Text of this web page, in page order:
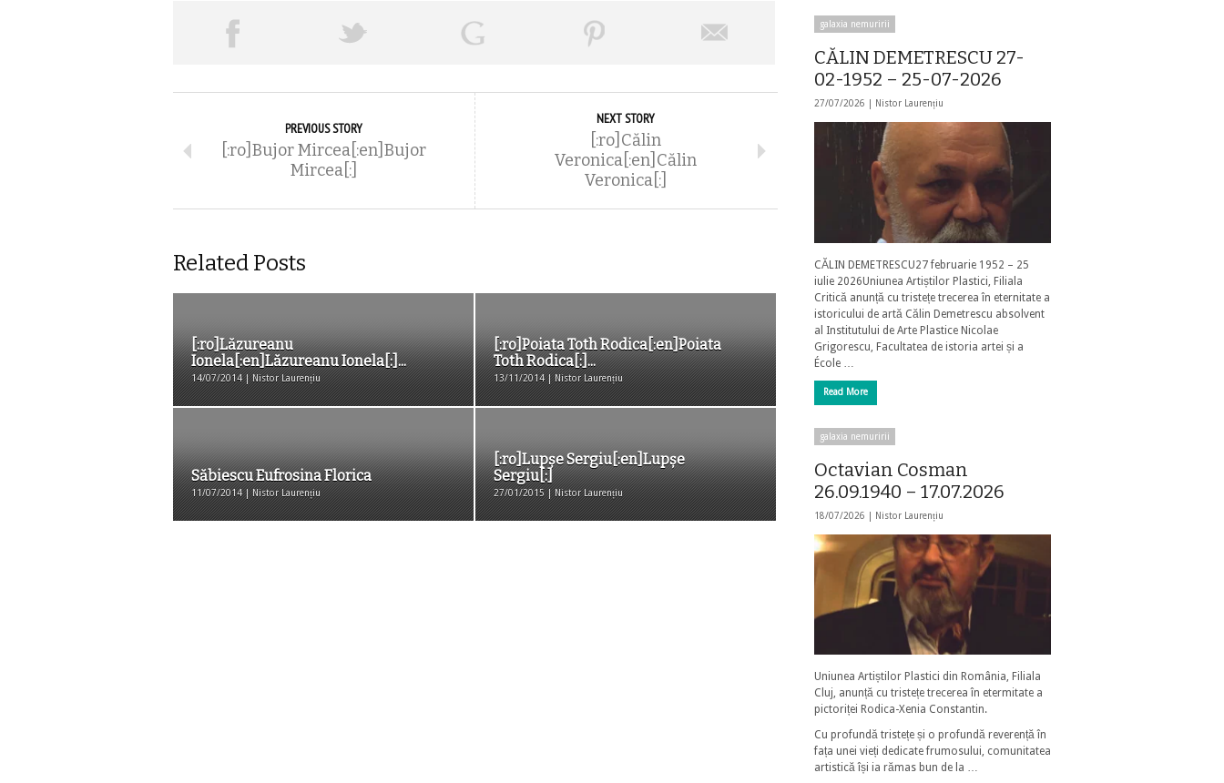
PREVIOUS STORY
[:ro]Bujor Mircea[:en]Bujor
Mircea[:]
NEXT STORY
[:ro]Călin
Veronica[:en]Călin
Veronica[:]
Related Posts
[:ro]Lăzureanu
Ionela[:en]Lăzureanu Ionela[:]...
14/07/2014 | Nistor Laurențiu
[:ro]Poiata Toth Rodica[:en]Poiata
Toth Rodica[:]...
13/11/2014 | Nistor Laurențiu
Săbiescu Eufrosina Florica
11/07/2014 | Nistor Laurențiu
[:ro]Lupșe Sergiu[:en]Lupșe
Sergiu[:]
27/01/2015 | Nistor Laurențiu
galaxia nemuririi
CĂLIN DEMETRESCU 27-
02-1952 – 25-07-2026
27/07/2026 | Nistor Laurențiu
CĂLIN DEMETRESCU27 februarie 1952 – 25
iulie 2026Uniunea Artiștilor Plastici, Filiala
Critică anunță cu tristețe trecerea în eternitate a
istoricului de artă Călin Demetrescu absolvent
al Institutului de Arte Plastice Nicolae
Grigorescu, Facultatea de istoria artei și a
École …
Read More
galaxia nemuririi
Octavian Cosman
26.09.1940 – 17.07.2026
18/07/2026 | Nistor Laurențiu
Uniunea Artiștilor Plastici din România, Filiala
Cluj, anunță cu tristețe trecerea în etermitate a
pictoriței Rodica-Xenia Constantin.
Cu profundă tristețe și o profundă reverență în
fața unei vieți dedicate frumosului, comunitatea
artistică își ia rămas bun de la …